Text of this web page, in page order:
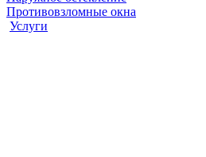
Противовзломные окна
Услуги